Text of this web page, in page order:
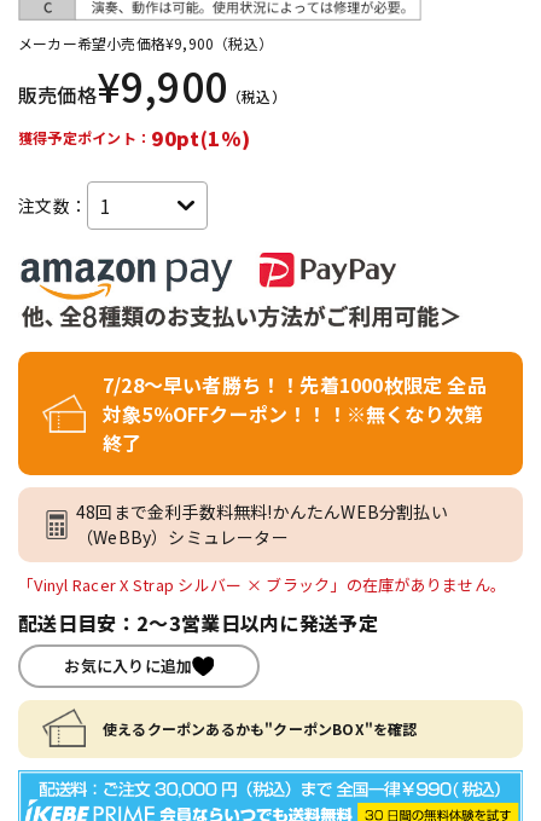
メーカー希望小売価格¥9,900 （税込）
販売価格¥9,900 （税込）
獲得予定ポイント： 90pt(1%)
注文数：
7/28～早い者勝ち！！先着1000枚限定 全品
対象5％OFFクーポン！！！※無くなり次第
終了
48回まで金利手数料無料!かんたんWEB分割払い
（WeBBy）シミュレーター
「Vinyl Racer X Strap シルバー × ブラック」の在庫がありません。
配送日目安：2～3営業日以内に発送予定
お気に入りに追加
使えるクーポンあるかも"クーポンBOX"を確認